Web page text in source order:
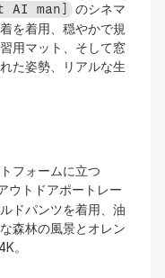
AI man] のシネマ
を着用、穏やかで規
用マット、そして窓
た姿勢、リアルな生
ウトドアポートレー
ドパンツを着用、油
森林の風景とオレン
。